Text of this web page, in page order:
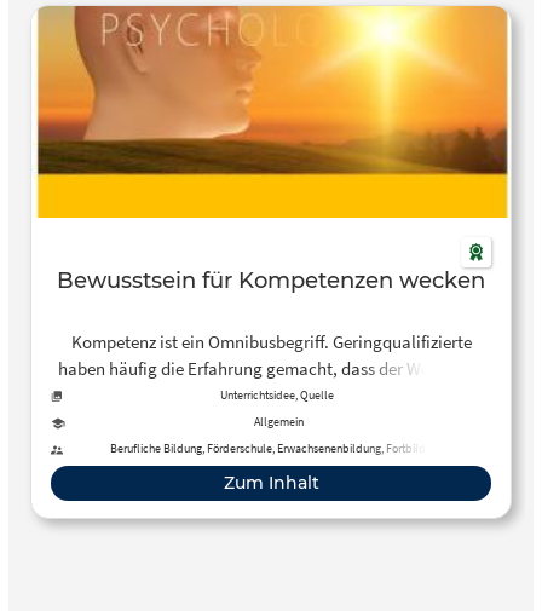
Bewusstsein für Kompetenzen wecken
Kompetenz ist ein Omnibusbegriff. Geringqualifizierte
haben häufig die Erfahrung gemacht, dass der Wert eines
Menschen auf dem Arbeitsmarkt abhängig ist von
Zeugnissen und Abschlüssen, also von zertifizierten
Kompetenzen. Da sie darüber nicht verfügen, schreiben sie
sich kaum Kompetenzen zu, ihre Selbstzuschreibung ist
eher die der Inkompetenz. Diese Website versucht das zu
ändern!
Unterrichtsidee, Quelle
Allgemein
Berufliche Bildung, Förderschule, Erwachsenenbildung, Fortbildung
Zum Inhalt